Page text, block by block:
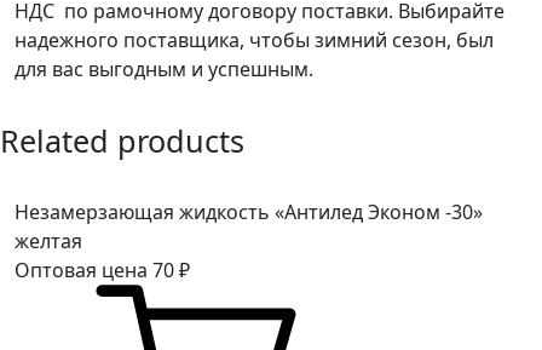
НДС по рамочному договору поставки. Выбирайте
надежного поставщика, чтобы зимний сезон, был
для вас выгодным и успешным.
Related products
Незамерзающая жидкость «Антилед Эконом -30»
желтая
Оптовая цена 70₽